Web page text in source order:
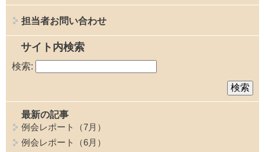
担当者お問い合わせ
サイト内検索
検索:
最新の記事
例会レポート（7月）
例会レポート（6月）